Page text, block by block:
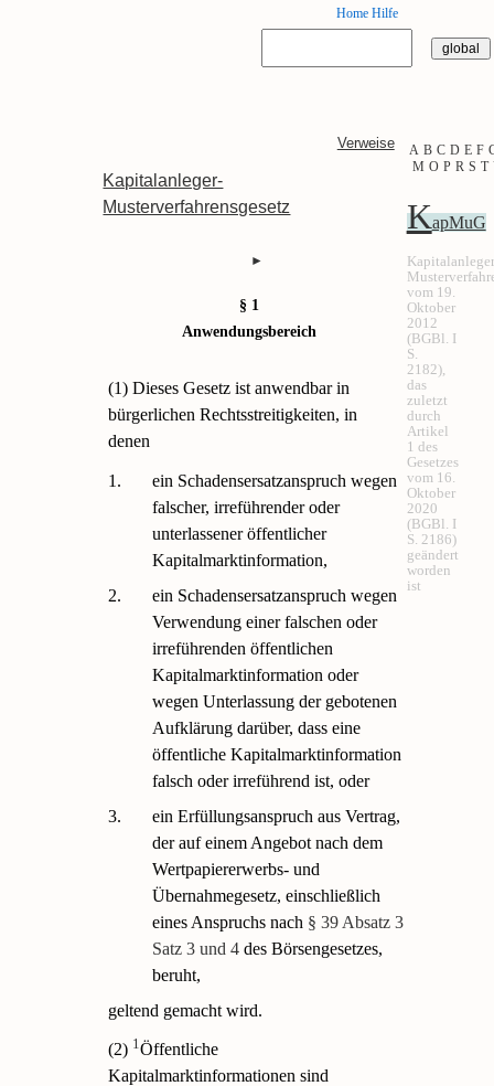
Home Hilfe
A B C D E F
M O P R S T
Kapitalanleger-
Musterverfahrensgesetz
Verweise
►
§ 1
Anwendungsbereich
KapMuG
vom 19.
Oktober
2012
(BGBl. I
S.
2182),
das
zuletzt
durch
Artikel
1 des
Gesetzes
vom 16.
Oktober
2020
(BGBl. I
S. 2186)
geändert
worden
ist
(1) Dieses Gesetz ist anwendbar in
bürgerlichen Rechtsstreitigkeiten, in
denen
1.
ein Schadensersatzanspruch wegen
falscher, irreführender oder
unterlassener öffentlicher
Kapitalmarktinformation,
2.
ein Schadensersatzanspruch wegen
Verwendung einer falschen oder
irreführenden öffentlichen
Kapitalmarktinformation oder
wegen Unterlassung der gebotenen
Aufklärung darüber, dass eine
öffentliche Kapitalmarktinformation
falsch oder irreführend ist, oder
3.
ein Erfüllungsanspruch aus Vertrag,
der auf einem Angebot nach dem
Wertpapiererwerbs- und
Übernahmegesetz, einschließlich
eines Anspruchs nach § 39 Absatz 3
Satz 3 und 4 des Börsengesetzes,
beruht,
geltend gemacht wird.
(2) 1Öffentliche
Kapitalmarktinformationen sind